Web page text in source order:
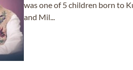
was one of 5 children born to
and Mil...